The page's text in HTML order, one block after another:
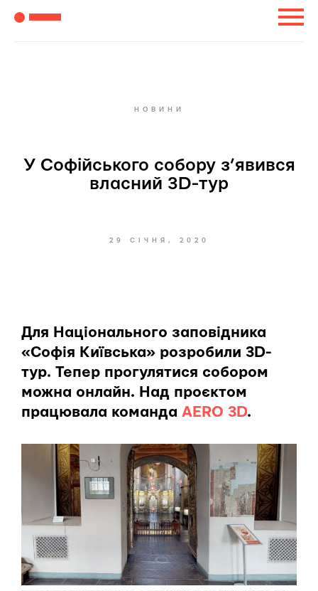
НОВИНИ
У Софійського собору з’явився
власний 3D-тур
29 СІЧНЯ, 2020
Для Національного заповідника
«Софія Київська» розробили 3D-
тур. Тепер прогулятися собором
можна онлайн. Над проєктом
працювала команда AERO 3D.